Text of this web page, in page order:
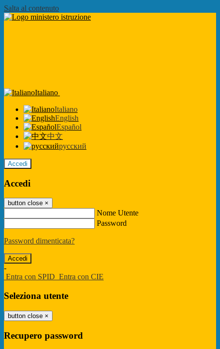
Salta al contenuto
Italiano
Italiano
English
Español
中文
русский
Accedi
Accedi
button close ×
Nome Utente
Password
Password dimenticata?
-
Entra con SPID Entra con CIE
Seleziona utente
button close ×
Recupero password